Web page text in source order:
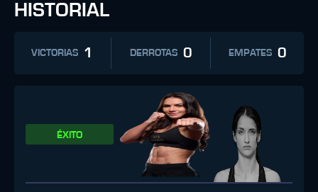
HISTORIAL
VICTORIAS 1 DERROTAS 0 EMPATES 0
ÉXITO